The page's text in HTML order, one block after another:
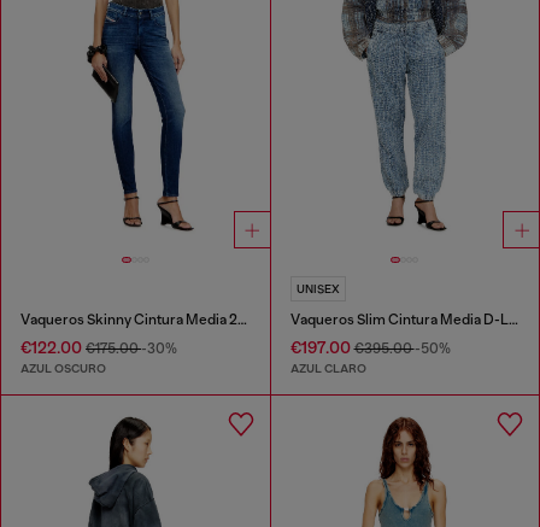
Vaqueros Skinny Cintura Media 2017 Slandy
€122.00 €175.00-30%
AZUL OSCURO
UNISEX
Vaqueros Slim Cintura Media D-Labb
€197.00€395.00-50%
AZUL CLARO